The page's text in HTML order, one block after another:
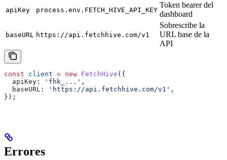
apiKey process.env.FETCH_HIVE_API_KEY
Token bearer del
dashboard
baseURL https://api.fetchhive.com/v1
Sobrescribe la
URL base de la
API
const client = new FetchHive ({
  apiKey:
'fhk_...' ,
  baseURL:
'https://api.fetchhive.com/v1' ,
});
Errores